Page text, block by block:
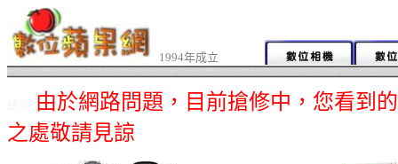
1994年成立
由於網路問題，目前搶修中，您看到
之處敬請見諒